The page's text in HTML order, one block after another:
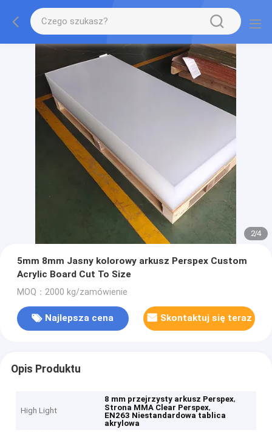
2/4
5mm 8mm Jasny kolorowy arkusz Perspex Custom
Acrylic Board Cut To Size
MOQ：2000 kg/zamówienie
Najlepsza cena Skontaktuj się teraz
Opis Produktu
High Light
8 mm przejrzysty arkusz Perspex,
Strona MMA Clear Perspex,
EN263 Niestandardowa tablica
akrylowa